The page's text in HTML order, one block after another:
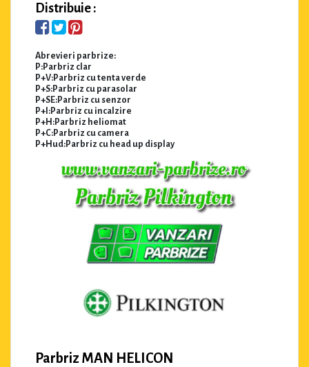
Distribuie :
Abrevieri parbrize:
P:Parbriz clar
P+V:Parbriz cu tenta verde
P+S:Parbriz cu parasolar
P+SE:Parbriz cu senzor
P+I:Parbriz cu incalzire
P+H:Parbriz heliomat
P+C:Parbriz cu camera
P+Hud:Parbriz cu head up display
Parbriz MAN HELICON